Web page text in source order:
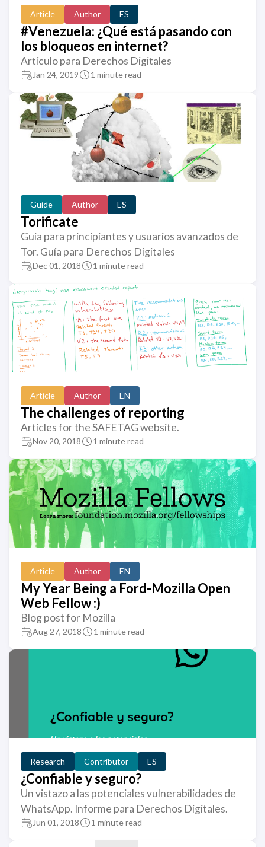
Article Author ES
#Venezuela: ¿Qué está pasando con
los bloqueos en internet?
Artículo para Derechos Digitales
Jan 24, 2019 1 minute read
Guide Author ES
Torificate
Guía para principiantes y usuarios avanzados de
Tor. Guía para Derechos Digitales
Dec 01, 2018 1 minute read
Article Author EN
The challenges of reporting
Articles for the SAFETAG website.
Nov 20, 2018 1 minute read
Article Author EN
My Year Being a Ford-Mozilla Open
Web Fellow :)
Blog post for Mozilla
Aug 27, 2018 1 minute read
Research Contributor ES
¿Confiable y seguro?
Un vistazo a las potenciales vulnerabilidades de
WhatsApp. Informe para Derechos Digitales.
Jun 01, 2018 1 minute read